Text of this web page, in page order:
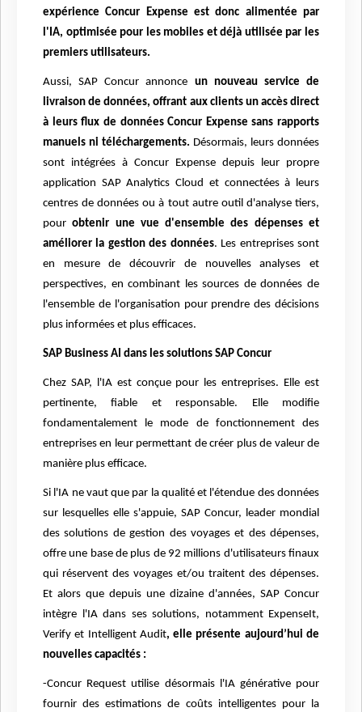
expérience Concur Expense est donc alimentée par
l'IA, optimisée pour les mobiles et déjà utilisée par les
premiers utilisateurs.
Aussi, SAP Concur annonce un nouveau service de
livraison de données, offrant aux clients un accès direct
à leurs flux de données Concur Expense sans rapports
manuels ni téléchargements. Désormais, leurs données
sont intégrées à Concur Expense depuis leur propre
application SAP Analytics Cloud et connectées à leurs
centres de données ou à tout autre outil d'analyse tiers,
pourobtenir une vue d'ensemble des dépenses et
améliorer la gestion des données. Les entreprises sont
en mesure de découvrir de nouvelles analyses et
perspectives, en combinant les sources de données de
l'ensemble de l'organisation pour prendre des décisions
plus informées et plus efficaces.
SAP Business AI dans les solutions SAP Concur
Chez SAP, l'IA est conçue pour les entreprises. Elle est
pertinente, fiable et responsable. Elle modifie
fondamentalement le mode de fonctionnement des
entreprises en leur permettant de créer plus de valeur de
manière plus efficace.
Si l'IA ne vaut que par la qualité et l'étendue des données
sur lesquelles elle s'appuie, SAP Concur, leader mondial
des solutions de gestion des voyages et des dépenses,
offre une base de plus de 92 millions d'utilisateurs finaux
qui réservent des voyages et/ou traitent des dépenses.
Et alors que depuis une dizaine d'années, SAP Concur
intègre l'IA dans ses solutions, notamment ExpenseIt,
Verify et Intelligent Audit, elle présente aujourd’hui de
nouvelles capacités :
-Concur Request utilise désormais l'IA générative pour
fournir des estimations de coûts intelligentes pour la